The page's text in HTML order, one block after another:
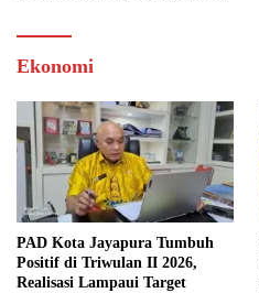
Ekonomi
PAD Kota Jayapura Tumbuh
Positif di Triwulan II 2026,
Realisasi Lampaui Target